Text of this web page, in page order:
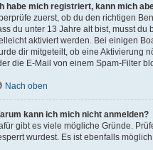
habe mich registriert, kann mich
zuerst, ob du den richtigen
du unter 13 Jahre alt bist, musst
aktiviert werden. Bei einigen
dir mitgeteilt, ob eine Aktivierung
die E-Mail von einem Spam-Filter
Nach oben
kann ich mich nicht anmelden?
gibt es viele mögliche Gründe.
wurdest. Es ist ebenfalls